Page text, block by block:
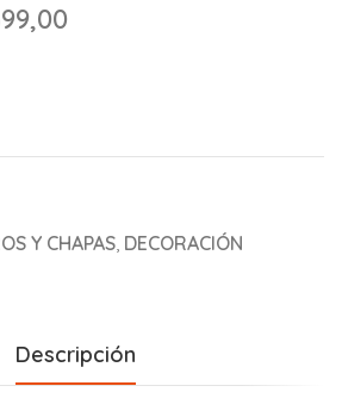
Y CHAPAS, DECORACIÓN
Descripción